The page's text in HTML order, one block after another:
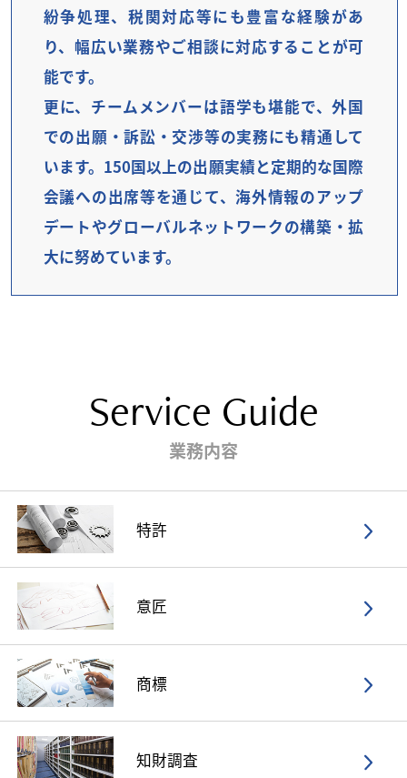
紛争処理、税関対応等にも豊富な経験があ
り、幅広い業務やご相談に対応することが可
能です。
更に、チームメンバーは語学も堪能で、外国
での出願・訴訟・交渉等の実務にも精通して
います。150国以上の出願実績と定期的な国際
会議への出席等を通じて、海外情報のアップ
デートやグローバルネットワークの構築・拡
大に努めています。
Service Guide
業務内容
特許
意匠
商標
知財調査